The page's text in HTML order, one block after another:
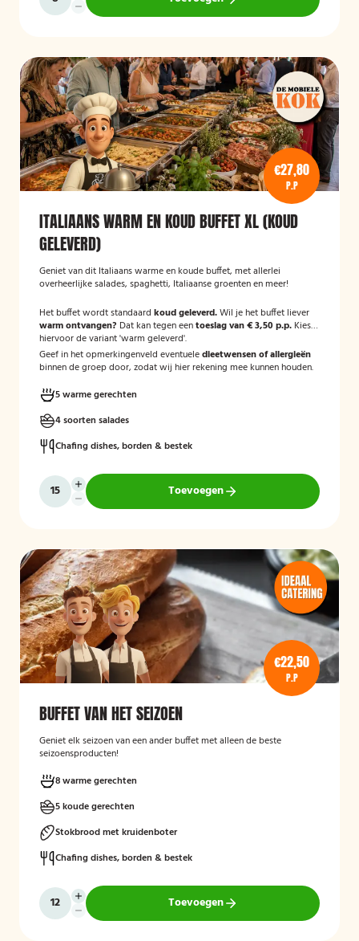
€27,80
P.P
ITALIAANS WARM EN KOUD BUFFET XL (KOUD
GELEVERD)
Geniet van dit Italiaans warme en koude buffet, met allerlei
overheerlijke salades, spaghetti, Italiaanse groenten en meer!
Het buffet wordt standaard koud geleverd.Wil je het buffet liever
warm ontvangen? Dat kan tegen eentoeslag van € 3,50 p.p. Kies
hiervoor de variant 'warm geleverd'.
Geef in het opmerkingenveld eventueledieetwensen of allergieën
binnen de groep door, zodat wij hier rekening mee kunnen houden.
5 warme gerechten
4 soorten salades
Chafing dishes, borden & bestek
Toevoegen
€22,50
P.P
BUFFET VAN HET SEIZOEN
Geniet elk seizoen van een ander buffet met alleen de beste
seizoensproducten!
8 warme gerechten
5 koude gerechten
Stokbrood met kruidenboter
Chafing dishes, borden & bestek
Toevoegen